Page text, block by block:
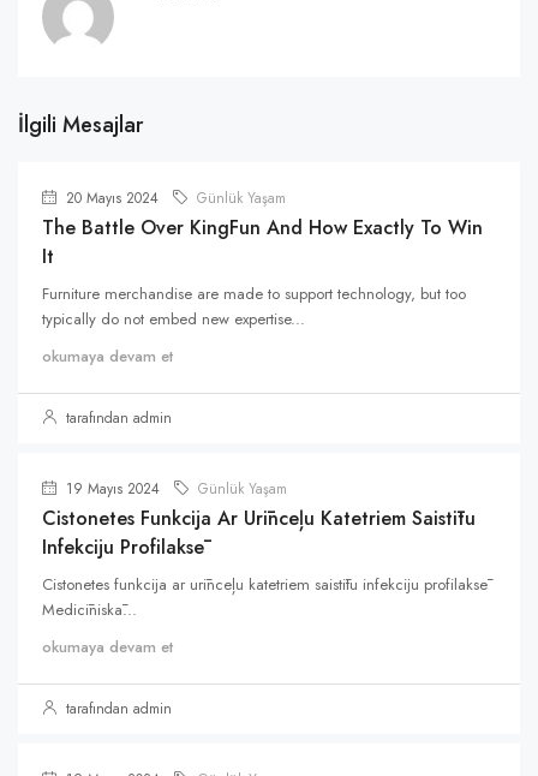
İlgili Mesajlar
20 Mayıs 2024 Günlük Yaşam
The Battle Over KingFun And How Exactly To Win
It
Furniture merchandise are made to support technology, but too
typically do not embed new expertise...
okumaya devam et
tarafından admin
19 Mayıs 2024 Günlük Yaşam
Cistonetes Funkcija Ar Urīnceļu Katetriem Saistītu
Infekciju Profilaksē
Cistonetes funkcija ar urīnceļu katetriem saistītu infekciju profilaksē
Medicīniskā...
okumaya devam et
tarafından admin